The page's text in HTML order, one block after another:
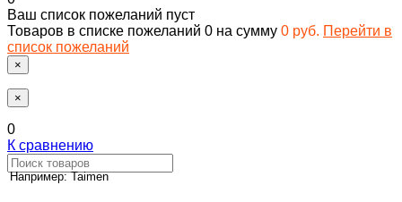
Ваш список пожеланий пуст
Товаров в списке пожеланий 0 на сумму 0 руб. Перейти в
список пожеланий
×
×
0
К сравнению
Например: Taimen